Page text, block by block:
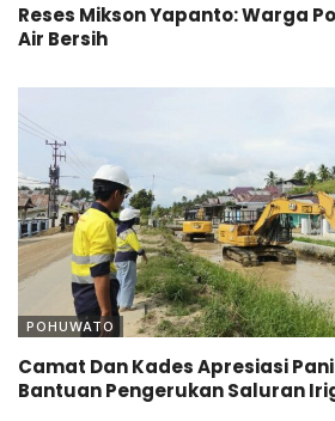
Reses Mikson Yapanto: Warga
Air Bersih
POHUWATO
Camat Dan Kades Apresiasi
Bantuan Pengerukan Saluran